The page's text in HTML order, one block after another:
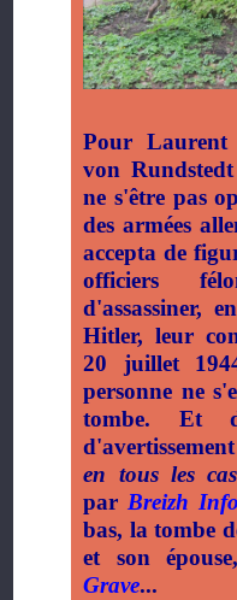
Pour Laurent
von
ne s'être pas
des armées
accepta de
officiers
d'assassiner,
Hitler, leur
20 juillet
personne ne
tombe. Et
en tous les cas
par Breizh Info
bas, la tombe
et son
Grave...